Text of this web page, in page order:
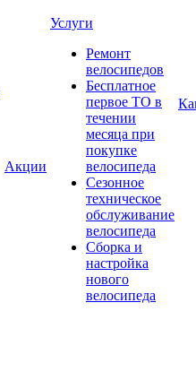
Акции
Услуги
Ремонт
велосипедов
Бесплатное
первое ТО в
течении
месяца при
покупке
велосипеда
Сезонное
техническое
обслуживание
велосипеда
Сборка и
настройка
нового
велосипеда